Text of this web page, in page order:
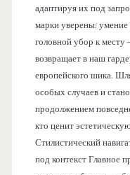
адаптируя их под
марки уверены: умение
головной убор к месту
возвращает в наш
европейского шика.
особых случаев и
продолжением
кто ценит
Стилистический
под контекст Главное